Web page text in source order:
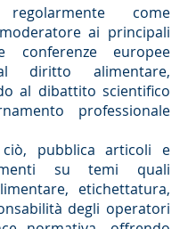
regolarmente come
ai principali
conferenze europee
diritto alimentare,
al dibattito scientifico
professionale
pubblica articoli e
su temi quali
etichettatura,
degli operatori